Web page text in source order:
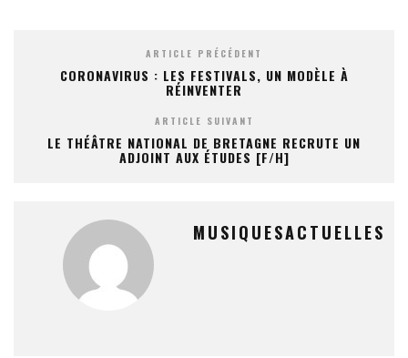
ARTICLE PRÉCÉDENT
CORONAVIRUS : LES FESTIVALS, UN MODÈLE À
RÉINVENTER
ARTICLE SUIVANT
LE THÉÂTRE NATIONAL DE BRETAGNE RECRUTE UN
ADJOINT AUX ÉTUDES [F/H]
MUSIQUESACTUELLES